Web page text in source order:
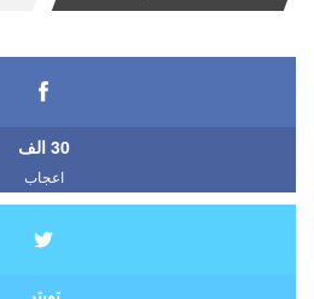
30 الف
اعجاب
تويتر